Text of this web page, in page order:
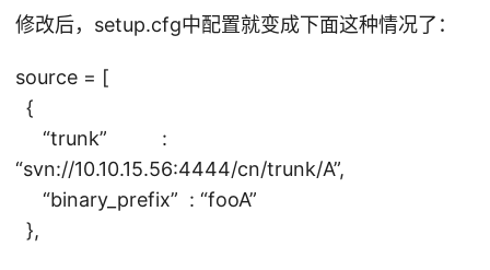
修改后，setup.cfg中配置就变成下面这种情况了：
source = [
{
“trunk” :
“svn://10.10.15.56:4444/cn/trunk/A”,
“binary_prefix” : “fooA”
},